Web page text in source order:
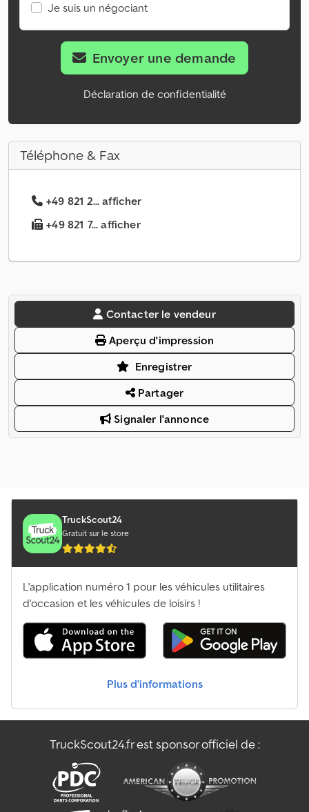
Je suis un négociant
Envoyer une demande
Déclaration de confidentialité
Téléphone & Fax
+49 821 2... afficher
+49 821 7... afficher
Contacter le vendeur
Aperçu d'impression
Enregistrer
Partager
Signaler l'annonce
TruckScout24
Gratuit sur le store
L'application numéro 1 pour les véhicules utilitaires
d'occasion et les véhicules de loisirs !
Plus d’informations
TruckScout24.fr est sponsor officiel de :